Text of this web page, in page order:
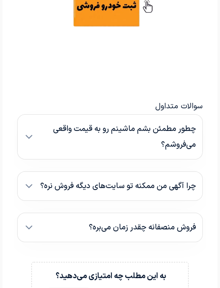
سوالات متداول
چطور مطمئن بشم ماشینم رو به قیمت واقعی
می‌فروشم؟
چرا آگهی من ممکنه تو سایت‌های دیگه فروش نره؟
فروش منصفانه چقدر زمان می‌بره؟
به این مطلب چه امتیازی می‌دهید؟